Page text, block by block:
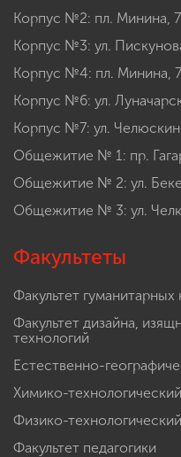
Корпус №2: пл. Минина, 7
Корпус №3: ул.
Корпус №4: пл. Минина,
Корпус №6: ул.
Корпус №7: ул.
Общежитие № 1: пр.
Общежитие № 2: ул.
Общежитие № 3: ул.
Факультеты
Факультет гуманитарных
Факультет дизайна,
технологий
Естественно-
Химико-
Физико-
Факультет педагогики